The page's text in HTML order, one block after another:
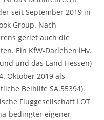
seit September 2019 in
Group. Nach
geriet auch die
Ein KfW-Darlehen iHv.
und das Land Hessen)
Oktober 2019 als
Beihilfe SA.55394).
Fluggesellschaft LOT
bedingter eigener